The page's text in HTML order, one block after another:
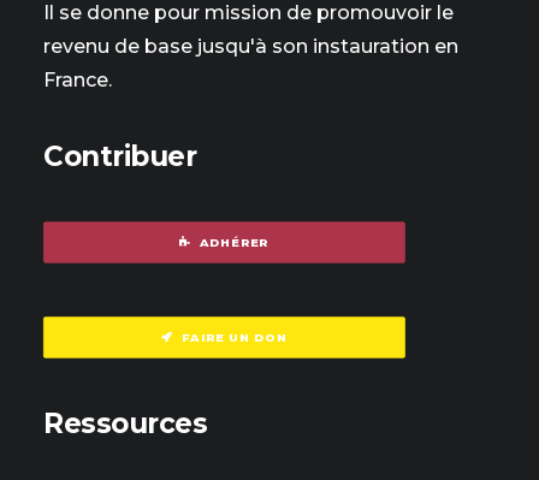
Il se donne pour mission de promouvoir le
revenu de base jusqu'à son instauration en
France.
Contribuer
ADHÉRER
FAIRE UN DON
Ressources